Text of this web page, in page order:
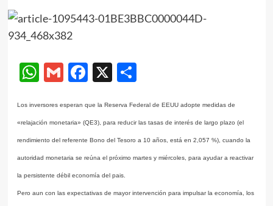
WhatsApp
GmailFacebook
X Compartir
Los inversores esperan que la Reserva Federal de EEUU adopte medidas de
«relajación monetaria» (QE3), para reducir las tasas de interés de largo plazo (el
rendimiento del referente Bono del Tesoro a 10 años, está en 2,057 %), cuando la
autoridad monetaria se reúna el próximo martes y miércoles, para ayudar a reactivar
la persistente débil economía del pais.
Pero aun con las expectativas de mayor intervención para impulsar la economía, los